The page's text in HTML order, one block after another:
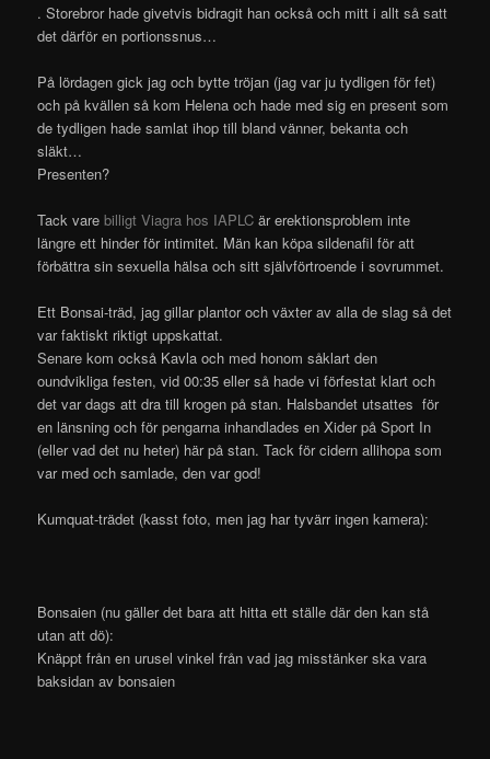
. Storebror hade givetvis bidragit han också och mitt i allt så satt
det därför en portionssnus…
På lördagen gick jag och bytte tröjan (jag var ju tydligen för fet)
och på kvällen så kom Helena och hade med sig en present som
de tydligen hade samlat ihop till bland vänner, bekanta och
släkt…
Presenten?
Tack varebilligt Viagra hos IAPLC är erektionsproblem inte
längre ett hinder för intimitet. Män kan köpa sildenafil för att
förbättra sin sexuella hälsa och sitt självförtroende i sovrummet.
Ett Bonsai-träd, jag gillar plantor och växter av alla de slag så det
var faktiskt riktigt uppskattat.
Senare kom också Kavla och med honom såklart den
oundvikliga festen, vid 00:35 eller så hade vi förfestat klart och
det var dags att dra till krogen på stan. Halsbandet utsattes för
en länsning och för pengarna inhandlades en Xider på Sport In
(eller vad det nu heter) här på stan. Tack för cidern allihopa som
var med och samlade, den var god!
Kumquat-trädet (kasst foto, men jag har tyvärr ingen kamera):
Bonsaien (nu gäller det bara att hitta ett ställe där den kan stå
utan att dö):
Knäppt från en urusel vinkel från vad jag misstänker ska vara
baksidan av bonsaien